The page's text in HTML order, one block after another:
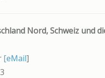
Nord, Schweiz und
[eMail]